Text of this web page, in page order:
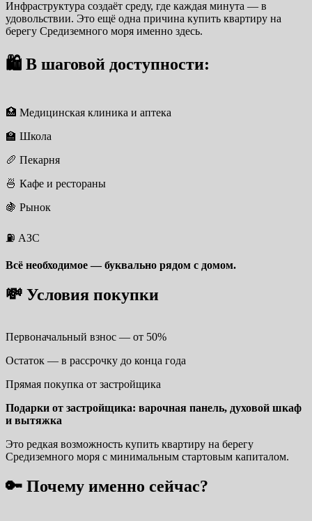
Инфраструктура создаёт среду, где каждая минута — в
удовольствии. Это ещё одна причина купить квартиру на
берегу Средиземного моря именно здесь.
🛍 В шаговой доступности:
🏥 Медицинская клиника и аптека
🏫 Школа
🥖 Пекарня
🍜 Кафе и рестораны
🍇 Рынок
⛽ АЗС
Всё необходимое — буквально рядом с домом.
💸 Условия покупки
Первоначальный взнос — от 50%
Остаток — в рассрочку до конца года
Прямая покупка от застройщика
Подарки от застройщика: варочная панель, духовой шкаф
и вытяжка
Это редкая возможность купить квартиру на берегу
Средиземного моря с минимальным стартовым капиталом.
🔑 Почему именно сейчас?